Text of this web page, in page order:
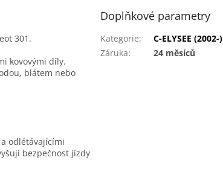
301.
kovovými díly.
blátem nebo
odlétávajícími
bezpečnost jízdy
Doplňkové parametry
Kategorie:
C-ELYSEE (2002-)
Záruka: 24 měsíců